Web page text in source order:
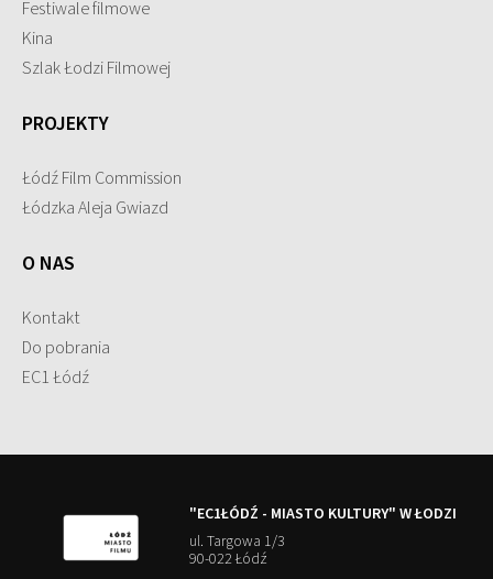
Festiwale filmowe
Kina
Szlak Łodzi Filmowej
PROJEKTY
Łódź Film Commission
Łódzka Aleja Gwiazd
O NAS
Kontakt
Do pobrania
EC1 Łódź
"EC1ŁÓDŹ - MIASTO KULTURY" W ŁODZI
ul. Targowa 1/3
90-022 Łódź